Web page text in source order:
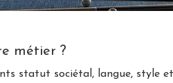
métier ?
statut sociétal, langue, style